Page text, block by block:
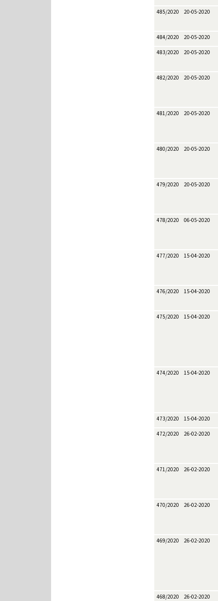
485/2020 20-05-2020
484/2020 20-05-2020
483/2020 20-05-2020
482/2020 20-05-2020
481/2020 20-05-2020
480/2020 20-05-2020
479/2020 20-05-2020
478/2020 06-05-2020
477/2020 15-04-2020
476/2020 15-04-2020
475/2020 15-04-2020
474/2020 15-04-2020
473/2020 15-04-2020
472/2020 26-02-2020
471/2020 26-02-2020
470/2020 26-02-2020
469/2020 26-02-2020
468/2020 26-02-2020